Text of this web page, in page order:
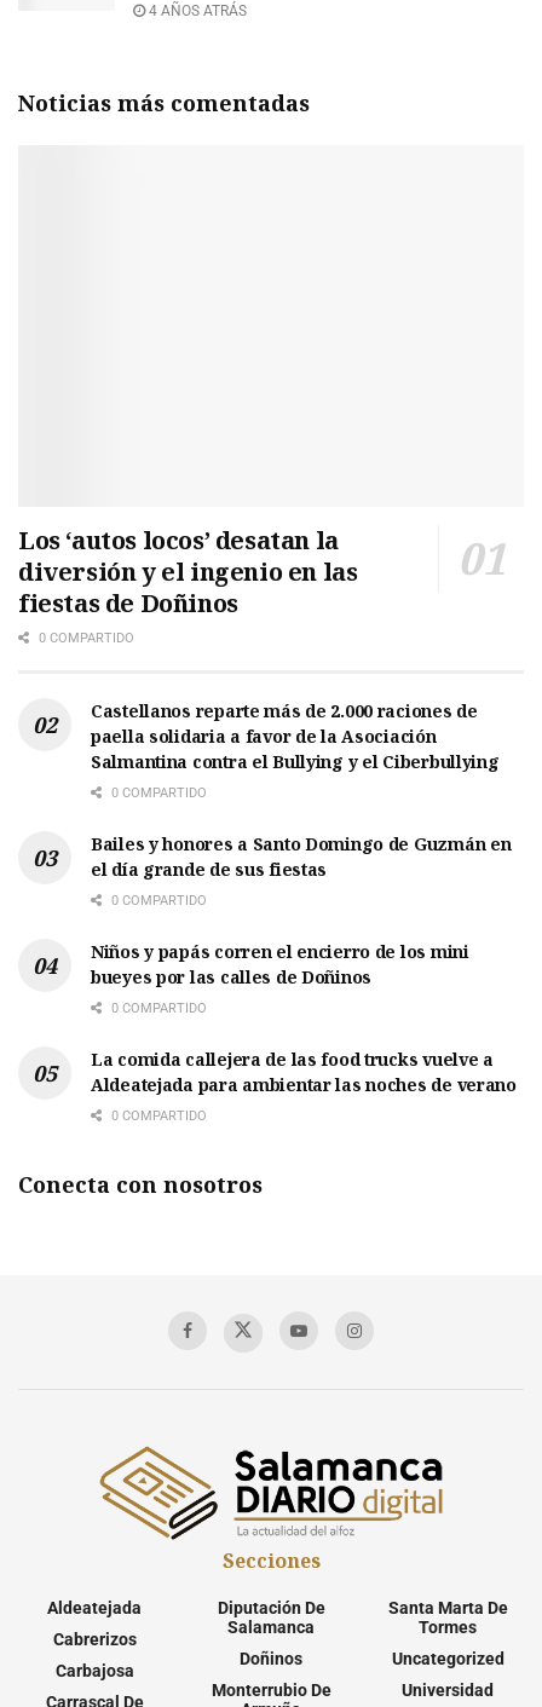
4 AÑOS ATRÁS
Noticias más comentadas
Los ‘autos locos’ desatan la
diversión y el ingenio en las
fiestas de Doñinos
0 COMPARTIDO
Castellanos reparte más de 2.000 raciones de
paella solidaria a favor de la Asociación
Salmantina contra el Bullying y el Ciberbullying
0 COMPARTIDO
Bailes y honores a Santo Domingo de Guzmán en
el día grande de sus fiestas
0 COMPARTIDO
Niños y papás corren el encierro de los mini
bueyes por las calles de Doñinos
0 COMPARTIDO
La comida callejera de las food trucks vuelve a
Aldeatejada para ambientar las noches de verano
0 COMPARTIDO
Conecta con nosotros
Secciones
Aldeatejada
Cabrerizos
Carbajosa
Carrascal De
Diputación De
Salamanca
Doñinos
Monterrubio De
Santa Marta De
Tormes
Uncategorized
Universidad